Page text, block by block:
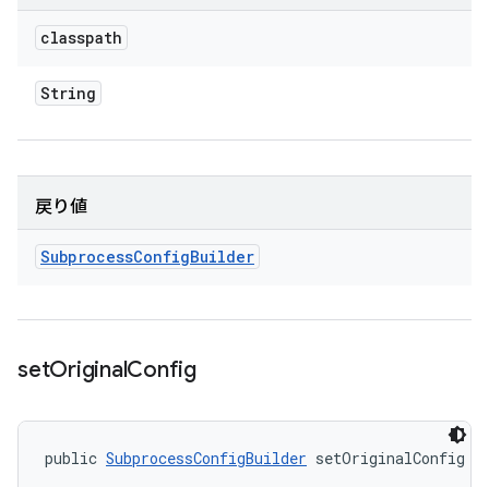
classpath
String
戻り値
SubprocessConfigBuilder
setOriginalConfig
public SubprocessConfigBuilder setOriginalConfig